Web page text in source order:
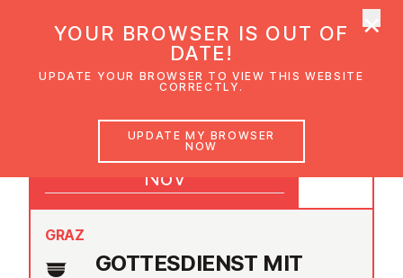
GOTTES­DI­ENST MIT
GRAZ
16
Nov
YOUR BROWSER IS OUT OF
DATE!
UPDATE YOUR BROWSER TO VIEW THIS WEBSITE
CORRECTLY.
UPDATE MY BROWSER
NOW
×